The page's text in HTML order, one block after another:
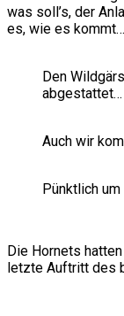
was soll’s, der
es, wie es kommt…
Den
abgestattet…
Auch wir
Pünktlich
Die Hornets
letzte Auftritt des